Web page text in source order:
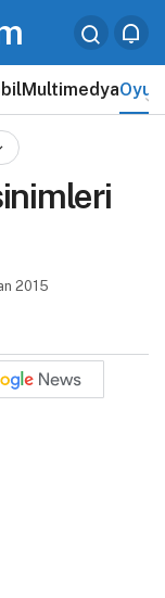
MultimedyaOyun
2015